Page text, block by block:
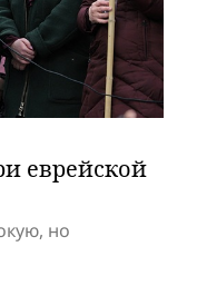
еврейской
но